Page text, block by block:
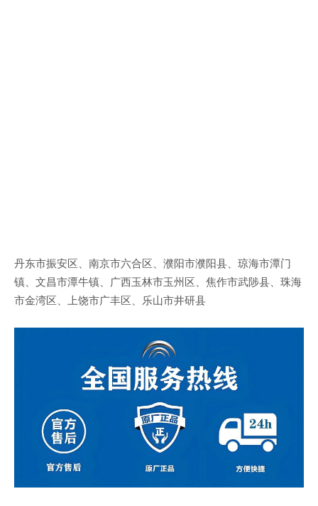
丹东市振安区、南京市六合区、濮阳市濮阳县、琼海市潭门
镇、文昌市潭牛镇、广西玉林市玉州区、焦作市武陟县、珠海
市金湾区、上饶市广丰区、乐山市井研县